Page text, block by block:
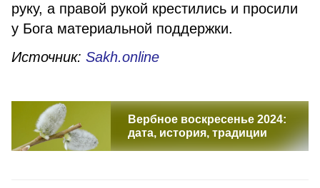
руку, а правой рукой крестились и просили
у Бога материальной поддержки.
Источник: Sakh.online
Вербное воскресенье 2024:
дата, история, традиции